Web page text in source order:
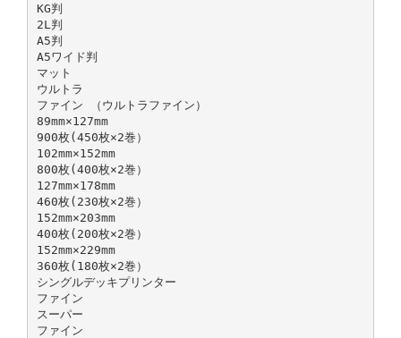
KG判
2L判
A5判
A5ワイド判
マット
ウルトラ
ファイン （ウルトラファイン）
89mm×127mm
900枚(450枚×2巻）
102mm×152mm
800枚(400枚×2巻）
127mm×178mm
460枚(230枚×2巻）
152mm×203mm
400枚(200枚×2巻）
152mm×229mm
360枚(180枚×2巻）
シングルデッキプリンター
ファイン
スーパー
ファイン